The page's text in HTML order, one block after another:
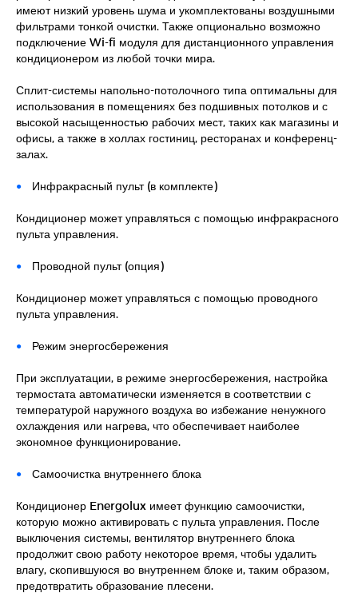
имеют низкий уровень шума и укомплектованы воздушными
фильтрами тонкой очистки. Также опционально возможно
подключение Wi-fi модуля для дистанционного управления
кондиционером из любой точки мира.
Сплит-системы напольно-потолочного типа оптимальны для
использования в помещениях без подшивных потолков и с
высокой насыщенностью рабочих мест, таких как магазины и
офисы, а также в холлах гостиниц, ресторанах и конференц-
залах.
Инфракрасный пульт (в комплекте)
Кондиционер может управляться с помощью инфракрасного
пульта управления.
Проводной пульт (опция)
Кондиционер может управляться с помощью проводного
пульта управления.
Режим энергосбережения
При эксплуатации, в режиме энергосбережения, настройка
термостата автоматически изменяется в соответствии с
температурой наружного воздуха во избежание ненужного
охлаждения или нагрева, что обеспечивает наиболее
экономное функционирование.
Самоочистка внутреннего блока
Кондиционер Energolux имеет функцию самоочистки,
которую можно активировать с пульта управления. После
выключения системы, вентилятор внутреннего блока
продолжит свою работу некоторое время, чтобы удалить
влагу, скопившуюся во внутреннем блоке и, таким образом,
предотвратить образование плесени.